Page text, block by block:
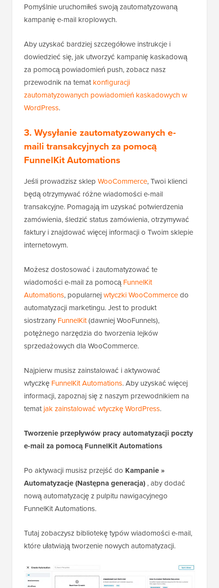
Pomyślnie uruchomiłeś swoją zautomatyzowaną
kampanię e-mail kroplowych.
Aby uzyskać bardziej szczegółowe instrukcje i
dowiedzieć się, jak utworzyć kampanię kaskadową
za pomocą powiadomień push, zobacz nasz
przewodnik na tematkonfiguracji
zautomatyzowanych powiadomień kaskadowych w
WordPress.
3. Wysyłanie zautomatyzowanych e-
maili transakcyjnych za pomocą
FunnelKit Automations
Jeśli prowadzisz sklep WooCommerce, Twoi klienci
będą otrzymywać różne wiadomości e-mail
transakcyjne. Pomagają im uzyskać potwierdzenia
zamówienia, śledzić status zamówienia, otrzymywać
faktury i znajdować więcej informacji o Twoim sklepie
internetowym.
Możesz dostosować i zautomatyzować te
wiadomości e-mail za pomocąFunnelKit
Automations, popularnejwtyczki WooCommercedo
automatyzacji marketingu. Jest to produkt
siostrzany FunnelKit(dawniej WooFunnels),
potężnego narzędzia do tworzenia lejków
sprzedażowych dla WooCommerce.
Najpierw musisz zainstalować i aktywować
wtyczkę FunnelKit Automations. Aby uzyskać więcej
informacji, zapoznaj się z naszym przewodnikiem na
tematjak zainstalować wtyczkę WordPress.
Tworzenie przepływów pracy automatyzacji poczty
e-mail za pomocą FunnelKit Automations
Po aktywacji musisz przejść do Kampanie »
Automatyzacje (Następna generacja) , aby dodać
nową automatyzację z pulpitu nawigacyjnego
FunnelKit Automations.
Tutaj zobaczysz bibliotekę typów wiadomości e-mail,
które ułatwiają tworzenie nowych automatyzacji.